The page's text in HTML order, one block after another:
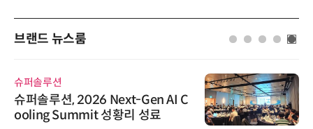
브랜드 뉴스룸
슈퍼솔루션
슈퍼솔루션, 2026 Next-Gen AI C
ooling Summit 성황리 성료